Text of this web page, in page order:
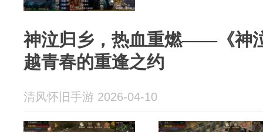
神泣归乡，热血重燃——《神
越青春的重逢之约
清风怀旧手游 2026-04-10